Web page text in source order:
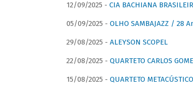
12/09/2025 - CIA BACHIANA
05/09/2025 - OLHO SAMBAJAZZ / 28
29/08/2025 - ALEYSON SCOPEL
22/08/2025 - QUARTETO CARLOS
15/08/2025 - QUARTETO